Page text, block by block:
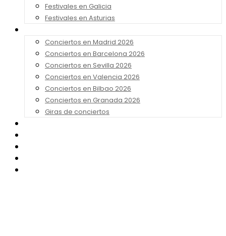
Festivales en Galicia
Festivales en Asturias
Conciertos en Madrid 2026
Conciertos en Barcelona 2026
Conciertos en Sevilla 2026
Conciertos en Valencia 2026
Conciertos en Bilbao 2026
Conciertos en Granada 2026
Giras de conciertos